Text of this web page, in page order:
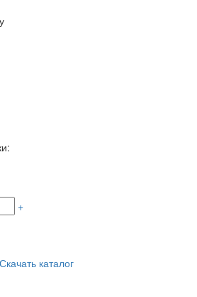
+
Скачать каталог